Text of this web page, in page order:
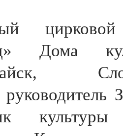
цирковой
Дома
руководитель
культуры